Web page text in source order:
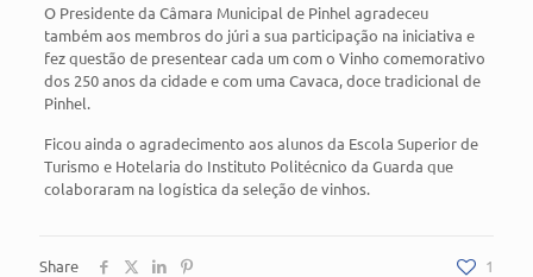
O Presidente da Câmara Municipal de Pinhel agradeceu
também aos membros do júri a sua participação na iniciativa e
fez questão de presentear cada um com o Vinho comemorativo
dos 250 anos da cidade e com uma Cavaca, doce tradicional de
Pinhel.
Ficou ainda o agradecimento aos alunos da Escola Superior de
Turismo e Hotelaria do Instituto Politécnico da Guarda que
colaboraram na logística da seleção de vinhos.
Share 1